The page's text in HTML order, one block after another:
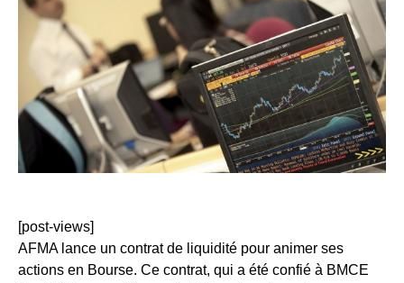
[post-views]
AFMA lance un contrat de liquidité pour animer ses
actions en Bourse. Ce contrat, qui a été confié à BMCE